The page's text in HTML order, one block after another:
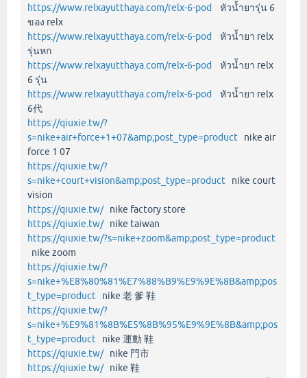
https://www.relxayutthaya.com/relx-6-pod
หัวน้ำยารุ่น 6
ของ relx
https://www.relxayutthaya.com/relx-6-pod
หัวน้ำยา relx
รุ่นหก
https://www.relxayutthaya.com/relx-6-pod
หัวน้ำยา relx
6 รุ่น
https://www.relxayutthaya.com/relx-6-pod
หัวน้ำยา relx
6代
https://qiuxie.tw/?
s=nike+air+force+1+07&amp;post_type=product nike air
force 1 07
https://qiuxie.tw/?
s=nike+court+vision&amp;post_type=product nike court
vision
https://qiuxie.tw/nike factory store
https://qiuxie.tw/nike taiwan
https://qiuxie.tw/?s=nike+zoom&amp;post_type=product
nike zoom
https://qiuxie.tw/?
s=nike+%E8%80%81%E7%88%B9%E9%9E%8B&amp;pos
t_type=product nike 老 爹 鞋
https://qiuxie.tw/?
s=nike+%E9%81%8B%E5%8B%95%E9%9E%8B&amp;pos
t_type=product nike 運動 鞋
https://qiuxie.tw/nike 門市
https://qiuxie.tw/nike 鞋